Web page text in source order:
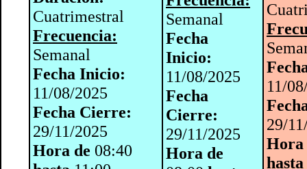
Cuatrimestral
Frecuencia:
Semanal
Fecha Inicio:
11/08/2025
Fecha Cierre:
29/11/2025
Hora de 08:40
Semanal
Fecha
Inicio:
11/08/2025
Fecha
Cierre:
29/11/2025
Hora de
11/
29/
Hora
hasta